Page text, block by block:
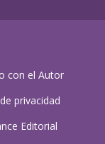
con el Autor
privacidad
Editorial